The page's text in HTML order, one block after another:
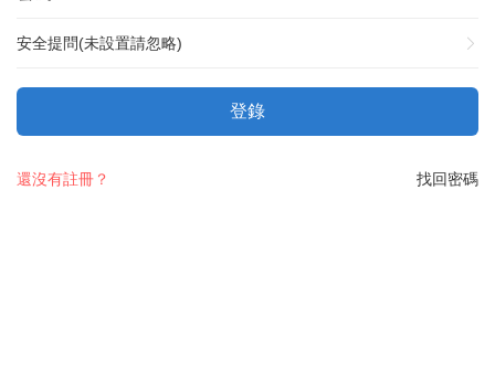
安全提問(未設置請忽略)
登錄
找回密碼
還沒有註冊？